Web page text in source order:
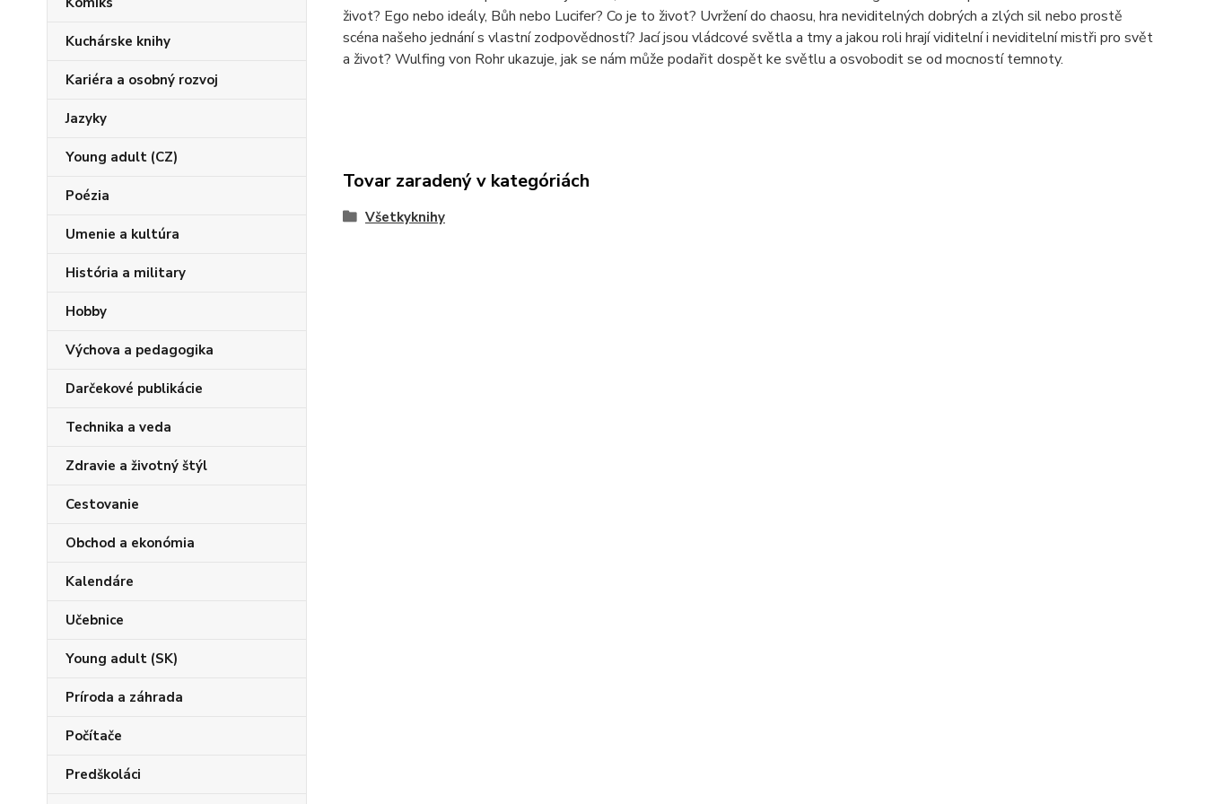
Kuchárske knihy
Kariéra a osobný rozvoj
Jazyky
Young adult (CZ)
Poézia
Umenie a kultúra
História a military
Hobby
Výchova a pedagogika
Darčekové publikácie
Technika a veda
Zdravie a životný štýl
Cestovanie
Obchod a ekonómia
Kalendáre
Učebnice
Young adult (SK)
Príroda a záhrada
Počítače
Predškoláci
život? Ego nebo ideály, Bůh nebo Lucifer? Co je to život? Uvržení do chaosu, hra neviditelných dobrých a zlých sil nebo prostě
scéna našeho jednání s vlastní zodpovědností? Jací jsou vládcové světla a tmy a jakou roli hrají viditelní i neviditelní mistři pro svět
a život? Wulfing von Rohr ukazuje, jak se nám může podařit dospět ke světlu a osvobodit se od mocností temnoty.
Tovar zaradený v kategóriách
Všetkyknihy